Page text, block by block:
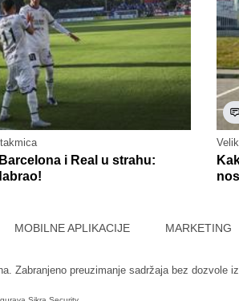
i Real u strahu:
MOBILNE APLIKACIJE MARKETING
Zabranjeno preuzimanje sadržaja bez dozvole